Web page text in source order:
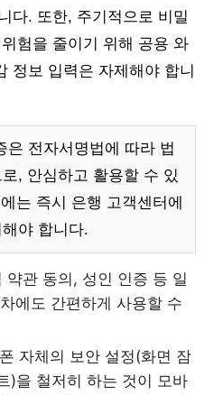
다. 또한, 주기적으로 비밀
험을 줄이기 위해 공용 와
정보 입력은 자제해야 합니
은 전자서명법에 따라 법
, 안심하고 활용할 수 있
는 즉시 은행 고객센터에
야 합니다.
약관 동의, 성인 인증 등 일
에도 간편하게 사용할 수
자체의 보안 설정(화면 잠
)을 철저히 하는 것이 모바